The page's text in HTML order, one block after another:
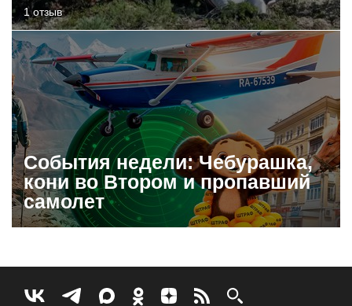
1 отзыв
События недели: Чебурашка,
кони во Втором и пропавший
самолет